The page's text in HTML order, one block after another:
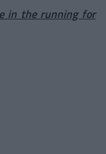
in the running for